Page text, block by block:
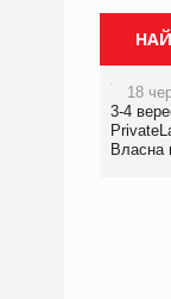
18
3-4
Власна